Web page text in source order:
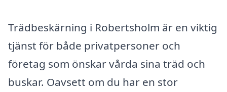
Trädbeskärning i Robertsholm är en viktig
tjänst för både privatpersoner och
företag som önskar vårda sina träd och
buskar. Oavsett om du har en stor